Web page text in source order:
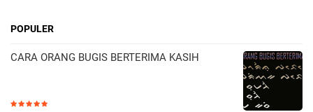
POPULER
CARA ORANG BUGIS BERTERIMA KASIH